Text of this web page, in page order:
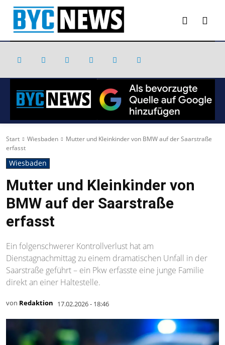
Start Wiesbaden
Mutter und Kleinkinder von BMW auf der Saarstraße
erfasst
Wiesbaden
Mutter und Kleinkinder von
BMW auf der Saarstraße
erfasst
Ein folgenschwerer Kontrollverlust hat am
Dienstagnachmittag zu einem dramatischen Unfall in der
Saarstraße geführt – ein Pkw erfasste eine junge Familie
direkt an einer Haltestelle.
von Redaktion 17.02.2026 - 18:46